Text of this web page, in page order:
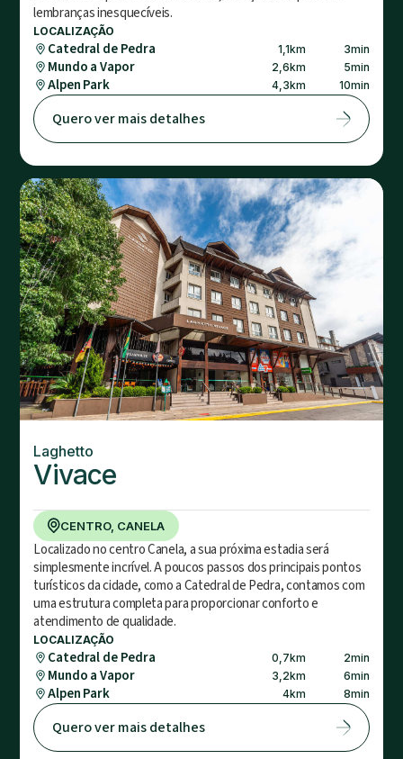
lembranças inesquecíveis.
LOCALIZAÇÃO
Catedral de Pedra 1,1km 3min
Mundo a Vapor 2,6km 5min
Alpen Park 4,3km 10min
Quero ver mais detalhes
Laghetto
Vivace
CENTRO, CANELA
Localizado no centro Canela, a sua próxima estadia será
simplesmente incrível. A poucos passos dos principais pontos
turísticos da cidade, como a Catedral de Pedra, contamos com
uma estrutura completa para proporcionar conforto e
atendimento de qualidade.
LOCALIZAÇÃO
Catedral de Pedra 0,7km 2min
Mundo a Vapor 3,2km 6min
Alpen Park 4km 8min
Quero ver mais detalhes